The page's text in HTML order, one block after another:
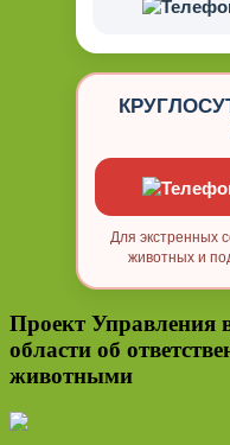
Для экстренных
животных и
Проект Управления
области об
животными